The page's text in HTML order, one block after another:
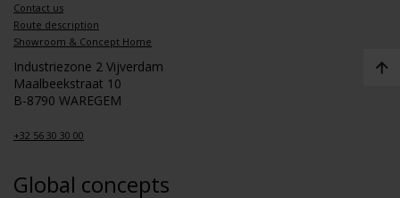
Contact us
Route description
Showroom & Concept Home
Industriezone 2 Vijverdam
Maalbeekstraat 10
B-8790 WAREGEM
+32 56 30 30 00
Global concepts